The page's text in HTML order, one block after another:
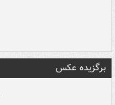
برگزیده عکس